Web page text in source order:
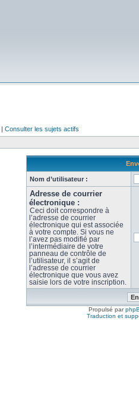
| Consulter les sujets actifs
Nom d’utilisateur :
Adresse de courrier
électronique :
Ceci doit correspondre à
l’adresse de courrier
électronique qui est associée
à votre compte. Si vous ne
l’avez pas modifié par
l’intermédiaire de votre
panneau de contrôle de
l’utilisateur, il s’agit de
l’adresse de courrier
électronique que vous avez
saisie lors de votre inscription.
Propulsé par
Traduction et